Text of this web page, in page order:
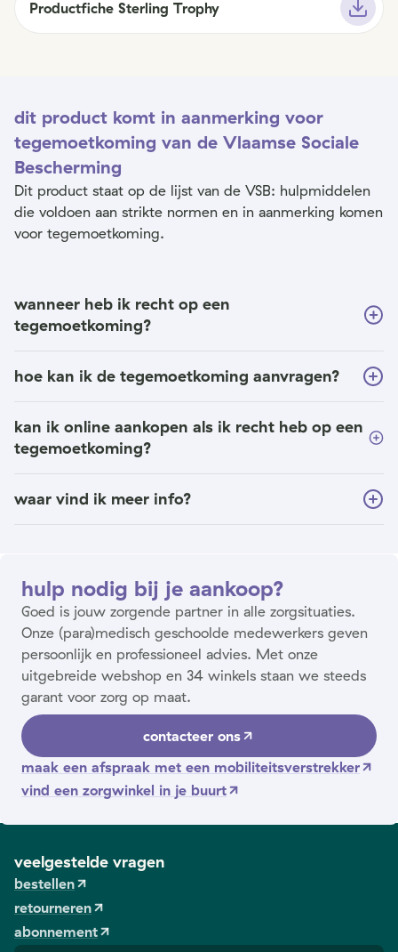
Productfiche Sterling Trophy
dit product komt in aanmerking voor
tegemoetkoming van de Vlaamse Sociale
Bescherming
Dit product staat op de lijst van de VSB: hulpmiddelen
die voldoen aan strikte normen en in aanmerking komen
voor tegemoetkoming.
wanneer heb ik recht op een
tegemoetkoming?
hoe kan ik de tegemoetkoming aanvragen?
kan ik online aankopen als ik recht heb op een
tegemoetkoming?
waar vind ik meer info?
hulp nodig bij je aankoop?
Goed is jouw zorgende partner in alle zorgsituaties.
Onze (para)medisch geschoolde medewerkers geven
persoonlijk en professioneel advies. Met onze
uitgebreide webshop en 34 winkels staan we steeds
garant voor zorg op maat.
contacteer ons
maak een afspraak met een mobiliteitsverstrekker
vind een zorgwinkel in je buurt
veelgestelde vragen
bestellen
retourneren
abonnement